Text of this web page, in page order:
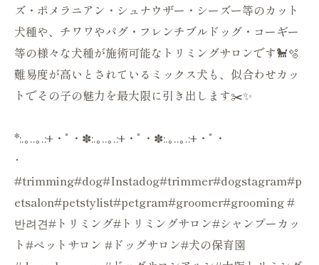
ズ・ポメラニアン・シュナウザー・シーズー等のカット
犬種や、チワワやパグ・フレンチブルドッグ・コーギー
等の様々な犬種が施術可能なトリミングサロンです🐩🫧
難易度が高いとされているミックス犬も、似合わせカッ
トでその子の魅力を最大限に引き出します✂️✨
*:.｡..｡.:+・ﾟ・✽:.｡..｡.:+・ﾟ・✽:.｡..｡.:+・ﾟ・
･
#trimming#dog#Instadog#trimmer#dogstagram#p
etsalon#petstylist#petgram#groomer#grooming #
반려견#トリミング#トリミングサロン#シャンプーカッ
ト#ペットサロン #ドッグサロン#犬の保育園